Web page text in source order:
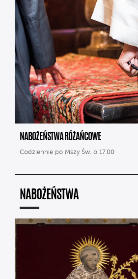
NABOŻEŃSTWA RÓŻAŃCOWE
Codziennie po Mszy Św. o 17.00
NABOŻEŃSTWA